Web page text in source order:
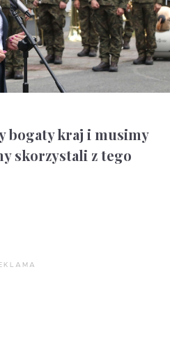
bogaty kraj i musimy
skorzystali z tego